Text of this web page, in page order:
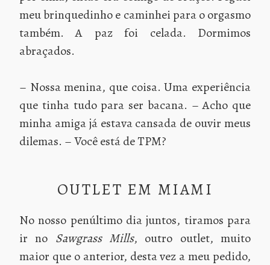
meu brinquedinho e caminhei para o orgasmo
também. A paz foi celada. Dormimos
abraçados.
– Nossa menina, que coisa. Uma experiência
que tinha tudo para ser bacana. – Acho que
minha amiga já estava cansada de ouvir meus
dilemas. – Você está de TPM?
OUTLET EM MIAMI
No nosso penúltimo dia juntos, tiramos para
ir no Sawgrass Mills, outro outlet, muito
maior que o anterior, desta vez a meu pedido,